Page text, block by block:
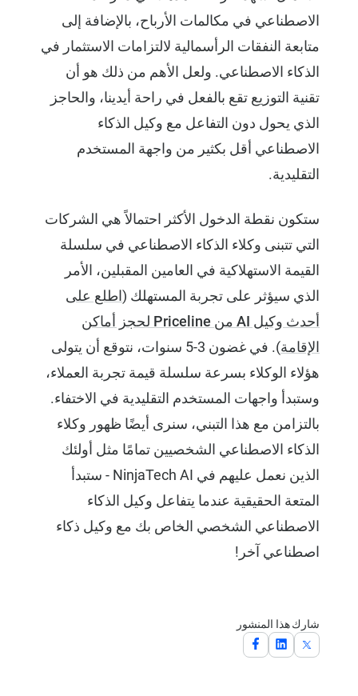
الاصطناعي في مكالمات الأرباح، بالإضافة إلى
متابعة النفقات الرأسمالية لالتزامات الاستثمار في
الذكاء الاصطناعي. ولعل الأهم من ذلك هو أن
تقنية التوزيع تقع بالفعل في راحة أيدينا، والحاجز
الذي يحول دون التفاعل مع وكيل الذكاء
الاصطناعي أقل بكثير من واجهة المستخدم
التقليدية.
ستكون نقطة الدخول الأكثر احتمالاً هي الشركات
التي تتبنى وكلاء الذكاء الاصطناعي في سلسلة
القيمة الاستهلاكية في العامين المقبلين، الأمر
الذي سيؤثر على تجربة المستهلك (اطلع على
أحدث وكيل AI من Priceline لحجز أماكن
الإقامة
). في غضون 3-5 سنوات، نتوقع أن يتولى
هؤلاء الوكلاء بسرعة سلسلة قيمة تجربة العملاء،
وستبدأ واجهات المستخدم التقليدية في الاختفاء.
بالتزامن مع هذا التبني، سنرى أيضًا ظهور وكلاء
الذكاء الاصطناعي الشخصيين تمامًا مثل أولئك
الذين نعمل عليهم في NinjaTech AI - ستبدأ
المتعة الحقيقية عندما يتفاعل وكيل الذكاء
الاصطناعي الشخصي الخاص بك مع وكيل ذكاء
اصطناعي آخر!
شارك هذا المنشور